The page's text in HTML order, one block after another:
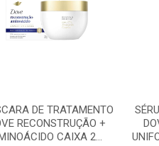
DE TRATAMENTO
RECONSTRUÇÃO +
CAIXA 2...